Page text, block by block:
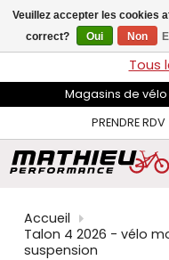
flèches
haut
et
pour
sélectionner
disponible.
Appuyez
pour
accéder
au
LIVRAISON GRATUITEsur
Tous
Magasins de
PRENDRE RDV
Accueil
Talon 4 2026 - vélo
suspension
Veuillez accepter les cookies
correct?
Oui Non